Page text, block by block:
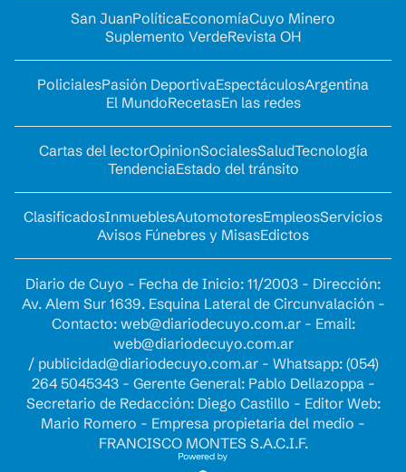
San JuanPolíticaEconomíaCuyo Minero
Suplemento VerdeRevista OH
PolicialesPasión DeportivaEspectáculosArgentina
El MundoRecetasEn las redes
Cartas del lectorOpinionSocialesSaludTecnología
TendenciaEstado del tránsito
ClasificadosInmueblesAutomotoresEmpleosServicios
Avisos Fúnebres y MisasEdictos
Diario de Cuyo - Fecha de Inicio: 11/2003 - Dirección:
Av. Alem Sur 1639. Esquina Lateral de Circunvalación -
Contacto: web@diariodecuyo.com.ar- Email:
web@diariodecuyo.com.ar
/ publicidad@diariodecuyo.com.ar- Whatsapp: (054)
264 5045343 - Gerente General: Pablo Dellazoppa -
Secretario de Redacción: Diego Castillo - Editor Web:
Mario Romero - Empresa propietaria del medio -
FRANCISCO MONTES S.A.C.I.F.